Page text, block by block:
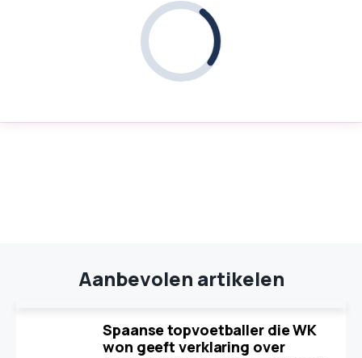
Aanbevolen artikelen
Spaanse topvoetballer die WK
won geeft verklaring over